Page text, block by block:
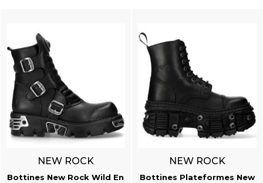
NEW ROCK
Bottines New Rock Wild En
NEW ROCK
Bottines Plateformes New